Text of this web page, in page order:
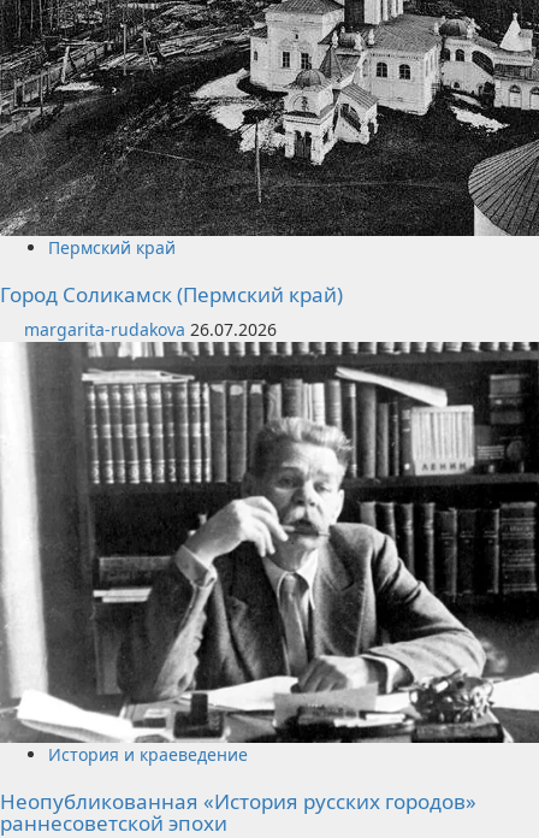
Пермский край
Город Соликамск (Пермский край)
margarita-rudakova 26.07.2026
История и краеведение
Неопубликованная «История русских городов»
раннесоветской эпохи